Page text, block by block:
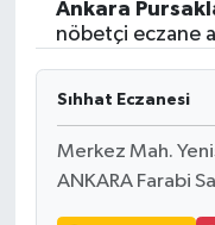
Ankara
nöbetçi eczane
Sıhhat Eczanesi
Merkez Mah.
ANKARA Farabi